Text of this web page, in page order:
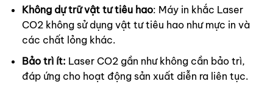
Không dự trữ vật tư tiêu hao: Máy in khắc Laser
CO2 không sử dụng vật tư tiêu hao như mực in và
các chất lỏng khác.
Bảo trì ít: Laser CO2 gần như không cần bảo trì,
đáp ứng cho hoạt động sản xuất diễn ra liên tục.